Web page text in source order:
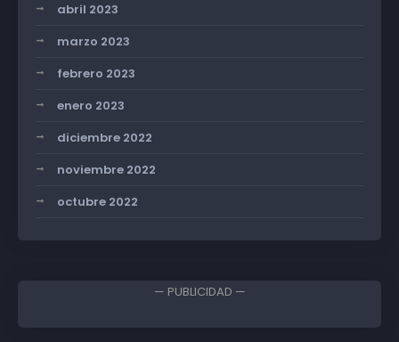
abril 2023
marzo 2023
febrero 2023
enero 2023
diciembre 2022
noviembre 2022
octubre 2022
— PUBLICIDAD —